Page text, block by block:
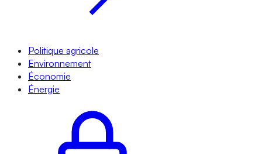
Politique agricole
Environnement
Économie
Énergie